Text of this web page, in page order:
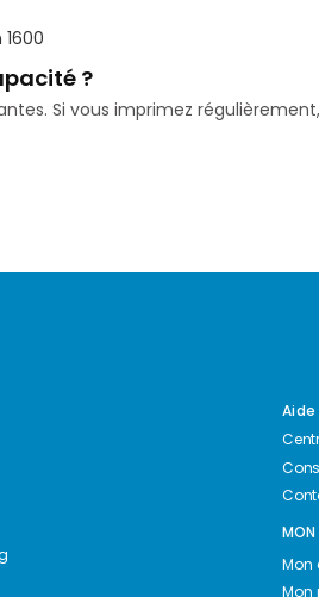
1600
?
Si vous imprimez
Aide
MON
Mon
Mon